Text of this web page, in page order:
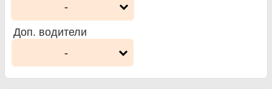
-
Доп. водители
-